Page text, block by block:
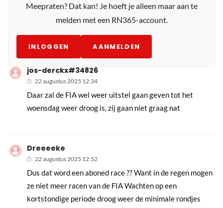
Meepraten? Dat kan! Je hoeft je alleen maar aan te
melden met een RN365-account.
INLOGGEN AANMELDEN
jos-derckx#34826
22 augustus 2025 12:34
Daar zal de FIA wel weer uitstel gaan geven tot het
woensdag weer droog is, zij gaan niet graag nat
Dreeeeke
22 augustus 2025 12:52
Dus dat word een aboned race ?? Want in de regen mogen
ze niet meer racen van de FIA Wachten op een
kortstondige periode droog weer de minimale rondjes